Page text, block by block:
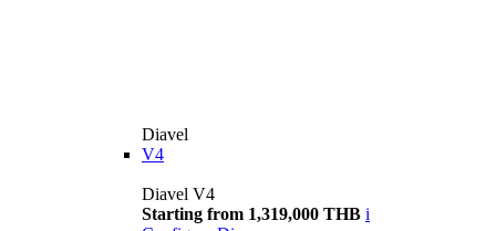
Diavel
V4
Diavel V4
Starting from 1,319,000 THB i